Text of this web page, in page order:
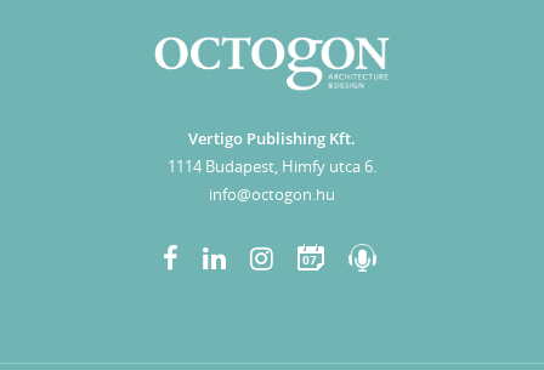
Vertigo Publishing Kft.
1114 Budapest, Himfy utca 6.
info@octogon.hu
07